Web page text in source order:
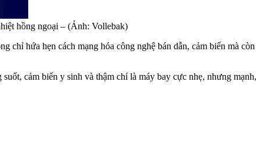
hồng ngoại – (Ảnh: Vollebak)
chỉ hứa hẹn cách mạng hóa công nghệ bán dẫn, cảm biến mà
cảm biến y sinh và thậm chí là máy bay cực nhẹ, nhưng